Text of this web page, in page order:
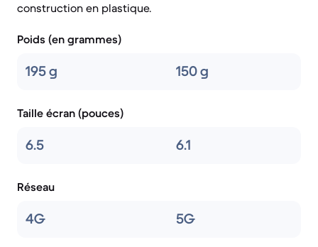
construction en plastique.
Poids (en grammes)
195 g 150 g
Taille écran (pouces)
6.5 6.1
Réseau
4G 5G